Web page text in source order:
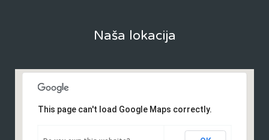
Naša lokacija
This page can't load Google Maps correctly.